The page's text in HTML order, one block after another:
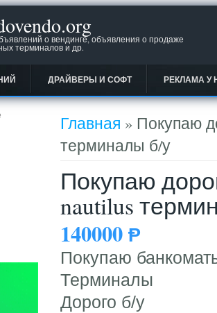
о вендинге, объявления о продаже
терминалов и др.
ДРАЙВЕРЫ И СОФТ РЕКЛАМА У
Вы здесь
Главная » Покупаю
терминалы б/у
Покупаю
nautilus
140000 Ᵽ
Покупаю
Терминалы
Дорого б/у